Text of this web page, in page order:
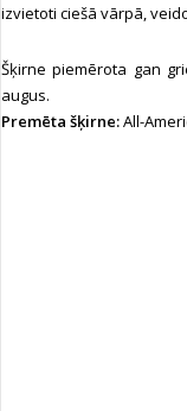
izvietoti ciešā vārpā,
Šķirne piemērota gan
augus.
Premēta šķirne:All-